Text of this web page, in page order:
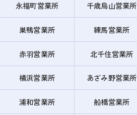
永福町営業所 千歳烏山営業所
巣鴨営業所 練馬営業所
赤羽営業所 北千住営業所
横浜営業所 あざみ野営業所
浦和営業所 船橋営業所